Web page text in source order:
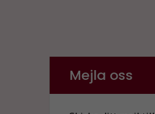
Mejla oss